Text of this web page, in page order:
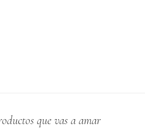
que vas a amar